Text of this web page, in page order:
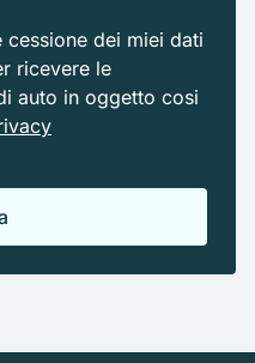
cessione dei miei dati
ricevere le
auto in oggetto cosi